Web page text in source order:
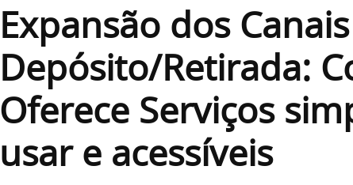
Expansão dos
Depósito/Retirada:
Oferece Serviços
usar e acessíveis